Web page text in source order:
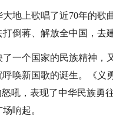
大地上歌唱了近70年的歌
倒蒋、解放全中国，去
了一个国家的民族精神，
呼唤新国歌的诞生。《
怒吼，表现了中华民族
响起。